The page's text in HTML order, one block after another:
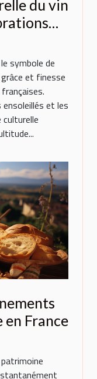
du vin
symbole de
et finesse
et les
culturelle
en France